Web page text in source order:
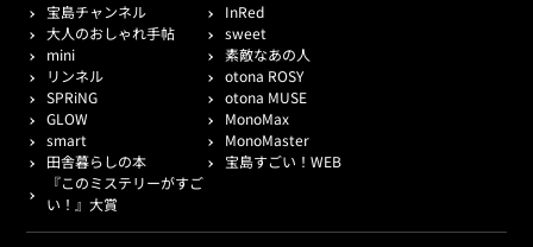
宝島チャンネル
InRed
大人のおしゃれ手帖
sweet
mini
素敵なあの人
リンネル
otona ROSY
SPRiNG
otona MUSE
GLOW
MonoMax
smart
MonoMaster
田舎暮らしの本
宝島すごい！WEB
『このミステリーがすご
い！』大賞